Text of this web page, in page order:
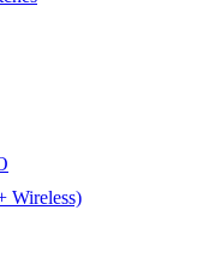
Wireless)